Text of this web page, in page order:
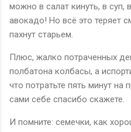
можно в салат кинуть, в суп,
авокадо! Но всё это теряет
пахнут старьем.
Плюс, жалко потраченных
полбатона колбасы, а
что потратьте пять минут
сами себе спасибо скажете.
И помните: семечки, как